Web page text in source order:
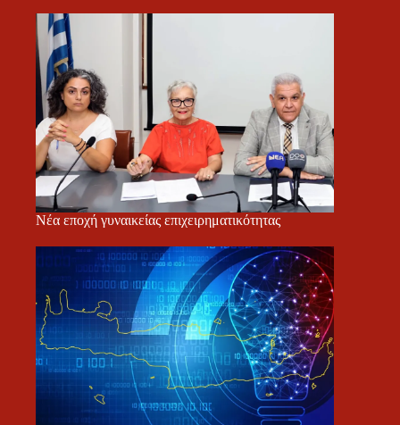
Νέα εποχή γυναικείας επιχειρηματικότητας